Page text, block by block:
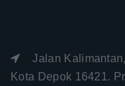
Jalan
Kota Depok 16421.